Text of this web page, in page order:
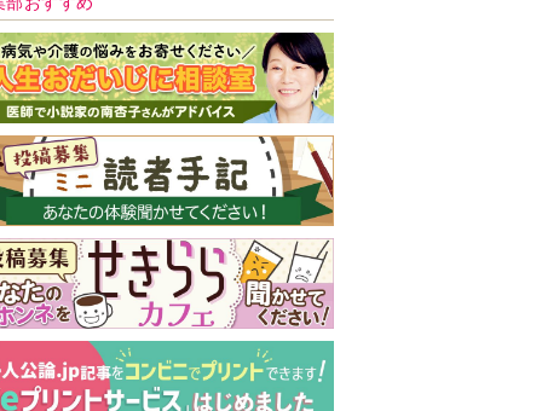
号 好評発売中！
実家の処分から終
の棲家までどうす
る？60代からの家
モンダイ
最新号